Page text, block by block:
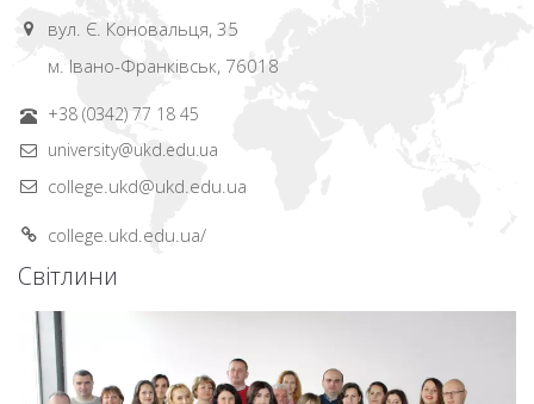
вул. Є. Коновальця, 35
м. Івано-Франківськ, 76018
+38 (0342) 77 18 45
university@ukd.edu.ua
college.ukd@ukd.edu.ua
college.ukd.edu.ua/
Світлини